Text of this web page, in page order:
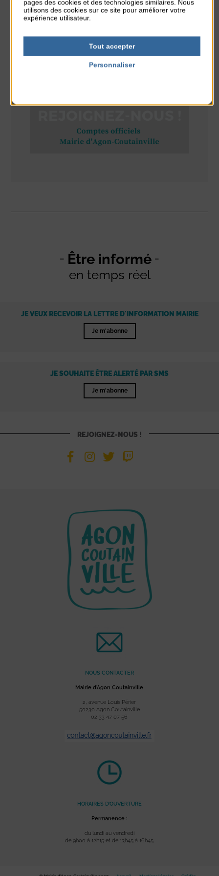
du 9 Août au 9 Août
Place du Général de Gaulle
Être informé
en temps réel
JE VEUX RECEVOIR LA LETTRE D'INFORMATION MAIRIE
Je m'abonne
JE SOUHAITE ÊTRE ALERTÉ PAR SMS
Je m'abonne
REJOIGNEZ-NOUS !
NOUS CONTACTER
Mairie d’Agon Coutainville
2, avenue Louis Périer
50230 Agon Coutainville
02 33 47 07 56
HORAIRES D’OUVERTURE
Permanence :
du lundi au vendredi
de 9h00 à 12h15 et de 13h45 à 16h45
pages des cookies et des technologies similaires. Nous
utilisons des cookies sur ce site pour améliorer votre
expérience utilisateur.
Tout accepter
Personnaliser